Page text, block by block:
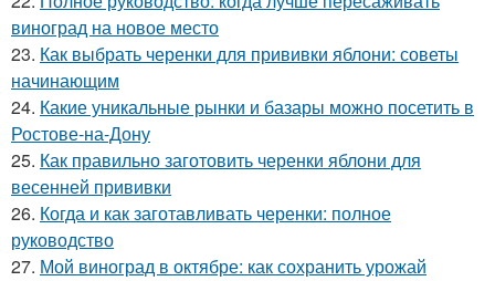
виноград на новое место
23. Как выбрать черенки для прививки яблони: советы
начинающим
24. Какие уникальные рынки и базары можно посетить в
Ростове-на-Дону
25. Как правильно заготовить черенки яблони для
весенней прививки
26. Когда и как заготавливать черенки: полное
руководство
27. Мой виноград в октябре: как сохранить урожай